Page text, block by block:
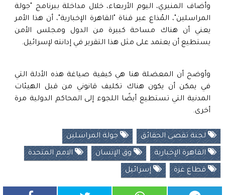
وأضاف المنيري، اليوم الأربعاء، خلال مداخلة ببرنامج "جولة
المراسلين"، المُذاع عبر قناة "القاهرة الإخبارية"، أن هذا الأمر
يعني أن هناك مساحة كبيرة من الدول ومجلس الأمن
يستطيع أن يعتمد على مثل هذا التقرير في إدانته لإسرائيل.
وأوضح أن المعضلة هنا هي كيفية صياغة هذه الأدلة التي
في يمكن أن يكون هناك تكليف قانوني من قبل الهيئات
المدنية التي تستطيع أيضًا اللجوء إلى المحاكم الدولية مرة
أخرى.
لجنة تقصى الحقائق جولة المراسلين
القاهرة الإخبارية وق الإنسان الامم المتحدة
قطاع غزة إسرائيل